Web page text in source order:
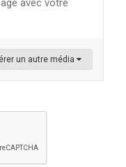
avec votre
un autre média